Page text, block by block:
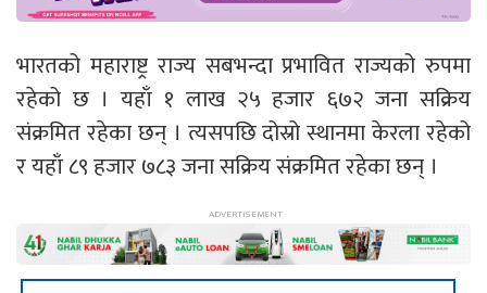
भारतको महाराष्ट्र राज्य सबभन्दा प्रभावित राज्यको रुपमा
रहेको छ । यहाँ १ लाख २५ हजार ६७२ जना सक्रिय
संक्रमित रहेका छन् । त्यसपछि दोस्रो स्थानमा केरला रहेको
र यहाँ ८९ हजार ७८३ जना सक्रिय संक्रमित रहेका छन् ।